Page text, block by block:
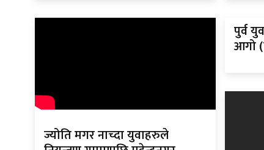
ज्योति मगर नाच्दा युवाहरुले
पुर्व
आगो